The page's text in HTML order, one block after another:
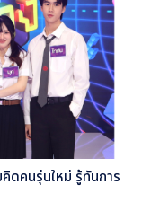
ดคนรุ่นใหม่ รู้ทันการ